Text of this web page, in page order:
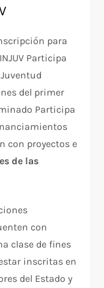
para
Participa
del primer
Participa
con proyectos e
de las
con
clase de fines
inscritas en
del Estado y